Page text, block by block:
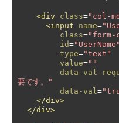
<div class="col-
<input
name=
class=
id="UserName"
type="text"
value=""
data-val-
要です。"
data-val =
</div>
</div>